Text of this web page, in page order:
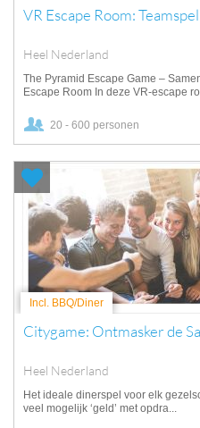
VR Escape Room:
Heel Nederland
The Pyramid Escape Game –
Escape Room In deze VR-escape
20 - 600 personen
Incl. BBQ/Diner
Citygame: Ontmasker de
Heel Nederland
Het ideale dinerspel voor elk
veel mogelijk ‘geld’ met opdra...